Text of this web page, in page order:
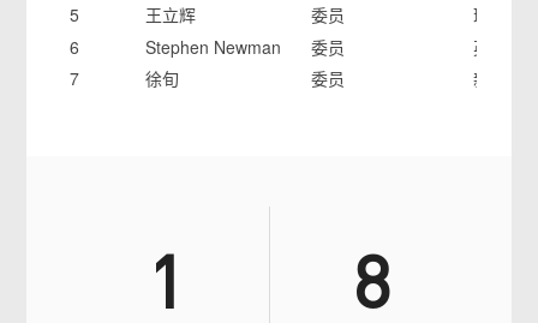
5
王立辉 委员
瑞典皇
6
Stephen Newman 委员
英国
7
徐旬 委员 新西兰
1 8